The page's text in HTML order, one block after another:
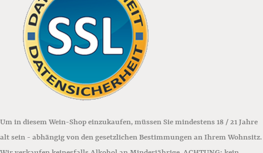
Um in diesem Wein-Shop einzukaufen, müssen Sie mindestens 18 / 21 Jahre
alt sein - abhängig von den gesetzlichen Bestimmungen an Ihrem Wohnsitz.